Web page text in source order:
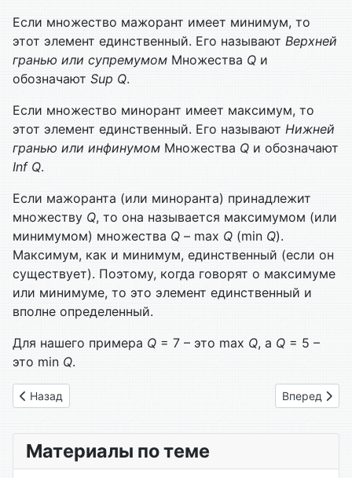
Если множество мажорант имеет минимум, то
этот элемент единственный. Его называют Верхней
гранью или супремумом Мно­жества Q и
обозначают Sup Q.
Если множество минорант имеет максимум, то
этот элемент единственный. Его называют Нижней
гранью или инфинумом Мно­жества Q и обозначают
Inf Q.
Если мажоранта (или миноранта) принадлежит
множеству Q, то она называется максимумом (или
минимумом) множества Q – max Q (min Q).
Максимум, как и минимум, единственный (если он
сущест­вует). Поэтому, когда говорят о максимуме
или минимуме, то это элемент единственный и
вполне определенный.
Для нашего примера Q = 7 – это max Q, а Q = 5 –
это min Q.
Предыдущий: 1.14 Матрицы отношений порядка
Назад Следующий:
Вперед
Материалы по теме